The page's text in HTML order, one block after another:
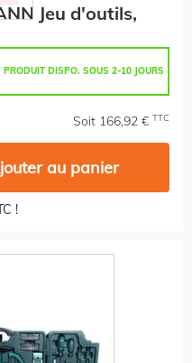
Jeu d'outils,
PRODUIT DISPO. SOUS 2-10 JOURS
Soit 166,92 € TTC
au panier
!